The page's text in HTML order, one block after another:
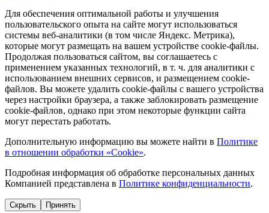
Для обеспечения оптимальной работы и улучшения
пользовательского опыта на сайте могут использоваться
системы веб-аналитики (в том числе Яндекс. Метрика),
которые могут размещать на вашем устройстве cookie-файлы.
Продолжая пользоваться сайтом, вы соглашаетесь с
применением указанных технологий, в т. ч. для аналитики с
использованием внешних сервисов, и размещением cookie-
файлов. Вы можете удалить cookie-файлы с вашего устройства
через настройки браузера, а также заблокировать размещение
cookie-файлов, однако при этом некоторые функции сайта
могут перестать работать.
Дополнительную информацию вы можете найти в Политике
в отношении обработки «Cookie».
Подробная информация об обработке персональных данных
Компанией представлена в Политике конфиденциальности.
Скрыть Принять